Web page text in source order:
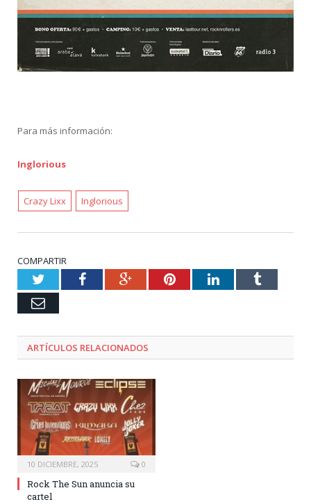
Para más información:
Inglorious
Crazy Lixx Inglorious
COMPARTIR
TwitterFacebookGoogle+PinterestLinkedInTumblr
Email
ARTÍCULOS RELACIONADOS
10 DICIEMBRE, 2025 0
Rock The Sun anuncia su
cartel